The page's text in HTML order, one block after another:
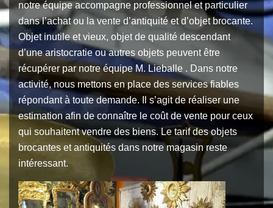
notre équipe accompagne professionnel et particulier
dans l’achat ou la vente d’antiquité et d’objet brocante.
Objet inutile et vieux, objet de qualité descendant
d’une aristocratie ou autres objets peuvent être
récupérer par notre équipe M. Lieballe . Dans notre
activité, nous mettons en place des services fiables
répondant à toute demande. Il s’agit de réaliser une
estimation afin de connaître le coût de vente pour ceux
qui souhaitent vendre des biens. Le tarif des objets
brocantes et antiquités dans notre magasin reste
intéressant.